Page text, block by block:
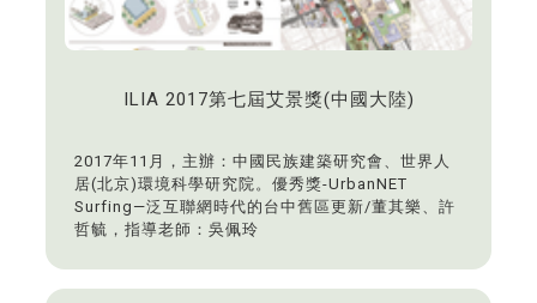
ILIA 2017第七屆艾景獎(中國大陸)
2017年11月，主辦：中國民族建築研究會、世界人
居(北京)環境科學研究院。優秀獎-UrbanNET
Surfing—泛互聯網時代的台中舊區更新/董其樂、許
哲毓，指導老師：吳佩玲